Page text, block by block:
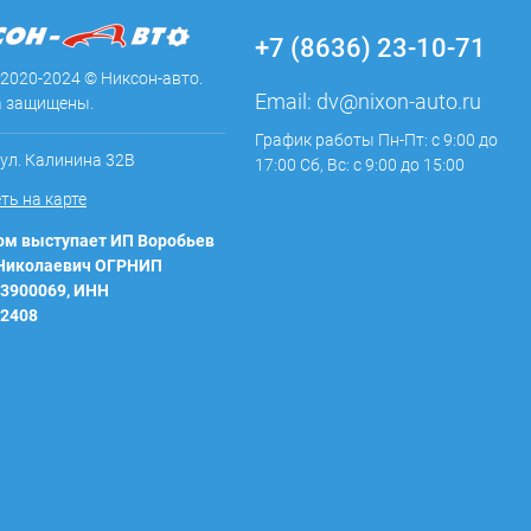
2024 © Никсон-авто.
защищены.
Калинина 32В
на карте
выступает ИП Воробьев
ОГРНИП
ИНН
+7 (8636) 23-10-71
Email: dv@nixon-auto.ru
График работы Пн-Пт: с 9:00 до
17:00 Сб, Вс: с 9:00 до 15:00